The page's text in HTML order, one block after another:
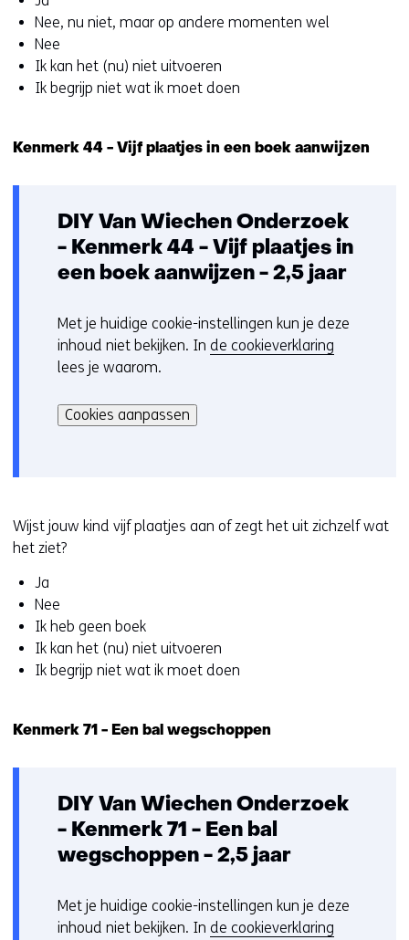
u
r
w
i
n
worden
toegestaan
of
geweigerd.
Nee, nu niet, maar op andere momenten wel
Nee
Ik kan het (nu) niet uitvoeren
Ik begrijp niet wat ik moet doen
Kenmerk 44 - Vijf plaatjes in een boek aanwijzen
DIY Van Wiechen Onderzoek
- Kenmerk 44 - Vijf plaatjes in
een boek aanwijzen - 2,5 jaar
C
o
o
i
r
k
r
w
i
j
Met je huidige cookie-instellingen kun je deze
inhoud niet bekijken. In de cookieverklaring
lees je waarom.
kan
het
op
deze
toegestaan
of
geweigerd.
Cookies aanpassen
Wijst jouw kind vijf plaatjes aan of zegt het uit zichzelf wat
het ziet?
Ja
Nee
Ik heb geen boek
Ik kan het (nu) niet uitvoeren
Ik begrijp niet wat ik moet doen
Kenmerk 71 - Een bal wegschoppen
DIY Van Wiechen Onderzoek
- Kenmerk 71 - Een bal
wegschoppen - 2,5 jaar
C
o
Met je huidige cookie-instellingen kun je deze
inhoud niet bekijken. In de cookieverklaring